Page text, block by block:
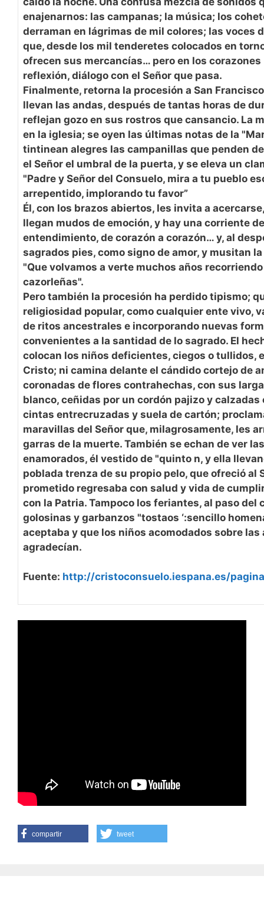
enajenarnos: las campanas; la música; los
derraman en lágrimas de mil colores; las voces
que, desde los mil tenderetes colocados en
ofrecen sus mercancías… pero en los corazones
reflexión, diálogo con el Señor que pasa.
Finalmente, retorna la procesión a San
llevan las andas, después de tantas horas de
reflejan gozo en sus rostros que cansancio. La
en la iglesia; se oyen las últimas notas de la
tintinean alegres las campanillas que penden
el Señor el umbral de la puerta, y se eleva un
"Padre y Señor del Consuelo, mira a tu pueblo
arrepentido, implorando tu favor”
Él, con los brazos abiertos, les invita a
llegan mudos de emoción, y hay una corriente
entendimiento, de corazón a corazón… y, al
sagrados pies, como signo de amor, y musitan
"Que volvamos a verte muchos años
cazorleñas".
Pero también la procesión ha perdido tipismo;
religiosidad popular, como cualquier ente vivo,
de ritos ancestrales e incorporando nuevas
convenientes a la santidad de lo sagrado. El
colocan los niños deficientes, ciegos o tullidos,
Cristo; ni camina delante el cándido cortejo de
coronadas de flores contrahechas, con sus
blanco, ceñidas por un cordón pajizo y calzadas
cintas entrecruzadas y suela de cartón;
maravillas del Señor que, milagrosamente, les
garras de la muerte. También se echan de ver
enamorados, él vestido de "quinto n, y ella
poblada trenza de su propio pelo, que ofreció al
prometido regresaba con salud y vida de
con la Patria. Tampoco los feriantes, al paso del
golosinas y garbanzos "tostaos ‘:sencillo
aceptaba y que los niños acomodados sobre las
agradecían.
Fuente: http://cristoconsuelo.iespana.es/
compartir tweet